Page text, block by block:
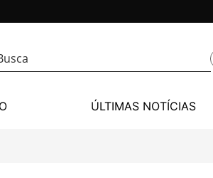
ÚLTIMAS NOTÍCIAS